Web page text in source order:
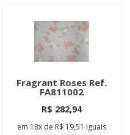
Fragrant Roses Ref.
FA811002
R$ 282,94
em 18x de R$ 19,51 iguais